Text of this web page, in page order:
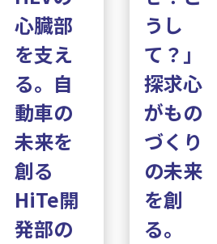
心臓部
を支え
る。自
動車の
未来を
創る
HiTe開
発部の
うし
て？」
探求心
がもの
づくり
の未来
を創
る。